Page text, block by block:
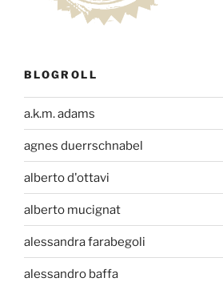
BLOGROLL
a.k.m. adams
agnes duerrschnabel
alberto d'ottavi
alberto mucignat
alessandra farabegoli
alessandro baffa